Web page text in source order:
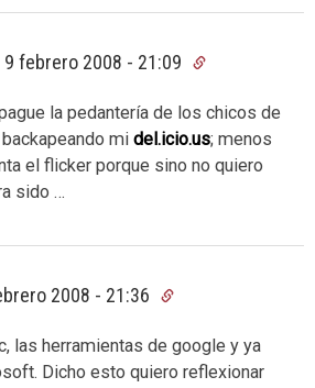
9 febrero 2008 - 21:09
la pedantería de los chicos de
mi del.icio.us; menos
el flicker porque sino no quiero
sido …
2008 - 21:36
las herramientas de google y ya
Dicho esto quiero reflexionar